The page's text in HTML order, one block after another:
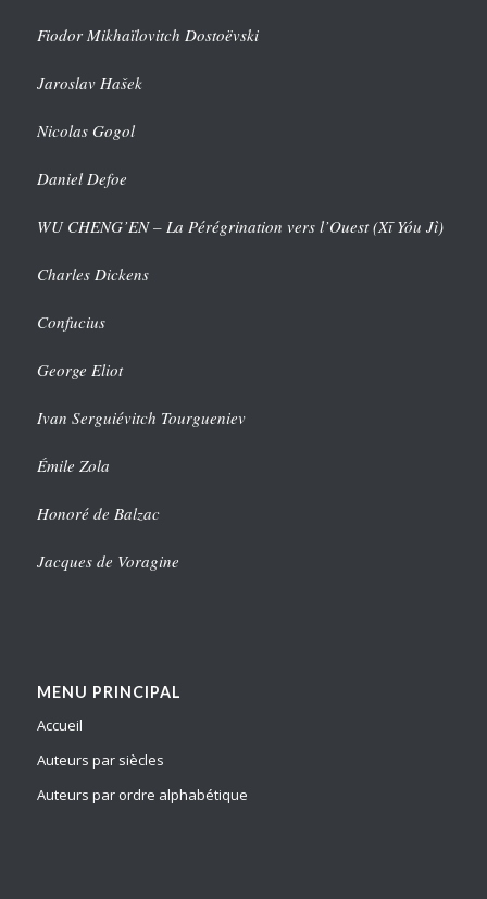
Fiodor Mikhaïlovitch Dostoëvski
Jaroslav Hašek
Nicolas Gogol
Daniel Defoe
WU CHENG’EN – La Pérégrination vers l’Ouest (Xī Yóu Jì)
Charles Dickens
Confucius
George Eliot
Ivan Serguiévitch Tourgueniev
Émile Zola
Honoré de Balzac
Jacques de Voragine
MENU PRINCIPAL
Accueil
Auteurs par siècles
Auteurs par ordre alphabétique